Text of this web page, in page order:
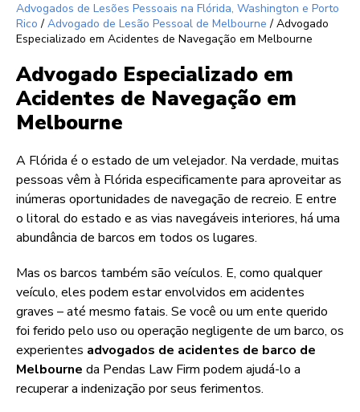
Advogados de Lesões Pessoais na Flórida, Washington e Porto
Rico / Advogado de Lesão Pessoal de Melbourne / Advogado
Especializado em Acidentes de Navegação em Melbourne
Advogado Especializado em
Acidentes de Navegação em
Melbourne
A Flórida é o estado de um velejador. Na verdade, muitas
pessoas vêm à Flórida especificamente para aproveitar as
inúmeras oportunidades de navegação de recreio. E entre
o litoral do estado e as vias navegáveis interiores, há uma
abundância de barcos em todos os lugares.
Mas os barcos também são veículos. E, como qualquer
veículo, eles podem estar envolvidos em acidentes
graves – até mesmo fatais. Se você ou um ente querido
foi ferido pelo uso ou operação negligente de um barco, os
experientes advogados de acidentes de barco de
Melbourne da Pendas Law Firm podem ajudá-lo a
recuperar a indenização por seus ferimentos.